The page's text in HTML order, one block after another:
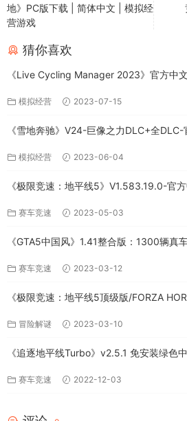
地》PC版下载 | 简体中文 | 模拟经
营游戏
猜你喜欢
《Live Cycling Manager 2023》官方中
模拟经营 2023-07-15
《雪地奔驰》V24-巨像之力DLC+全
模拟经营 2023-06-04
《极限竞速：地平线5》V1.583.19.0-官
赛车竞速 2023-05-03
《GTA5中国风》1.41整合版：1300辆真
赛车竞速 2023-03-12
《极限竞速：地平线5顶级版/FORZA
冒险解谜 2023-03-10
《追逐地平线Turbo》v2.5.1 免安装绿色
赛车竞速 2022-12-03